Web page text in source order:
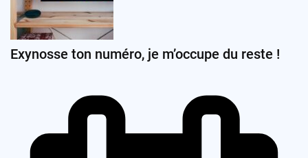
Exynosse ton numéro, je m’occupe du reste !